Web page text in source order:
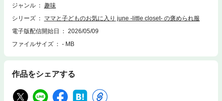
Fファイル（分割）がダウンロード可能です。※本書は同名の出版物（紙
ます。※本書の全部または一部を無断で複製、転載、改ざん、公衆送信す
ること、及び有償無償にかかわらず、本データを第三者に譲渡することを
禁じます。※本書に掲載された作品等の著作権は、作者、デザイナー等著
作権者に帰属します。※電子書籍の仕様により、本書に掲載している図
法、倍率は、お使いの端末や表示倍率により記載されている寸法・倍率と
ジャンル
趣味
シリーズ
ママと子どものお気に入り june -little closet- の褒められ服
電子版配信開始日
2026/05/09
ファイルサイズ
- MB
作品をシェアする